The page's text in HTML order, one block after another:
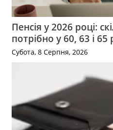
Пенсія у 2026 році:
потрібно у 60, 63 і 65
Субота, 8 Серпня, 2026